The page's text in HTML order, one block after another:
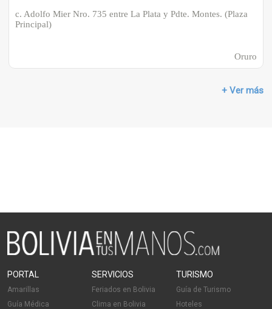
c. Adolfo Mier Nro. 735 entre La Plata y Pdte. Montes. (Plaza
Principal)
Oruro
+ Ver más
PORTAL
Amarillas
Guía Médica
SERVICIOS
Feriados en Bolivia
Clima en Bolivia
TURISMO
Guía de Turismo
Hoteles